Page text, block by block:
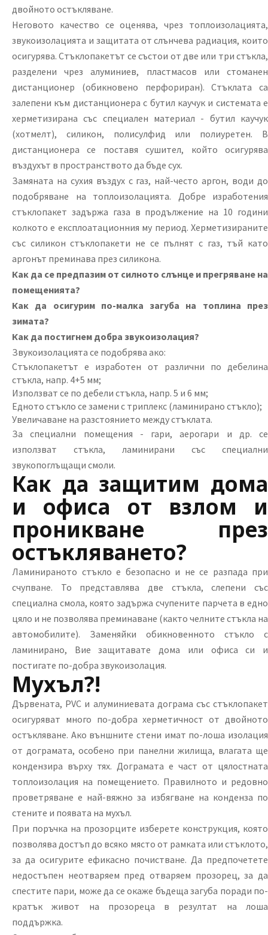
двойното остъкляване.
Неговото качество се оценява, чрез топлоизолацията,
звукоизолацията и защитата от слънчева радиация, които
осигурява. Стъклопакетът се състои от две или три стъкла,
разделени чрез алуминиев, пластмасов или стоманен
дистанционер (обикновено перфориран). Стъклата са
залепени към дистанционера с бутил каучук и системата е
херметизирана със специален материал - бутил каучук
(хотмелт), силикон, полисулфид или полиуретен. В
дистанционера се поставя сушител, който осигурява
въздухът в пространството да бъде сух.
Замяната на сухия въздух с газ, най-често аргон, води до
подобряване на топлоизолацията. Добре изработения
стъклопакет задържа газа в продължение на 10 години
колкото е експлоатационния му период. Херметизираните
със силикон стъклопакети не се пълнят с газ, тъй като
аргонът преминава през силикона.
Как да се предпазим от силното слънце и прегряване на
помещенията?
Как да осигурим по-малка загуба на топлина през
зимата?
Как да постигнем добра звукоизолация?
Звукоизолацията се подобрява ако:
Стъклопакетът е изработен от различни по дебелина
стъкла, напр. 4+5 мм;
Използват се по дебели стъкла, напр. 5 и 6 мм;
Едното стъкло се замени с триплекс (ламинирано стъкло);
Увеличаване на разстоянието между стъклата.
За специални помещения - гари, аерогари и др. се
използват стъкла, ламинирани със специални
звукопоглъщащи смоли.
Как да защитим дома
и офиса от взлом и
проникване през
остъкляването?
Ламинираното стъкло е безопасно и не се разпада при
счупване. То представлява две стъкла, слепени със
специална смола, която задържа счупените парчета в едно
цяло и не позволява преминаване (както челните стъкла на
автомобилите). Заменяйки обикновенното стъкло с
ламинирано, Вие защитавате дома или офиса си и
постигате по-добра звукоизолация.
Мухъл?!
Дървената, PVC и алуминиевата дограма със стъклопакет
осигуряват много по-добра херметичност от двойното
остъкляване. Ако външните стени имат по-лоша изолация
от дограмата, особено при панелни жилища, влагата ще
кондензира върху тях. Дограмата е част от цялостната
топлоизолация на помещението. Правилното и редовно
проветряване е най-вяжно за избягване на конденза по
стените и появата на мухъл.
При поръчка на прозорците изберете конструкция, която
позволява достъп до всяко място от рамката или стъклото,
за да осигурите ефикасно почистване. Да предпочетете
недостъпен неотваряем пред отваряем прозорец, за да
спестите пари, може да се окаже бъдеща загуба поради по-
кратък живот на прозореца в резултат на лоша
поддържка.